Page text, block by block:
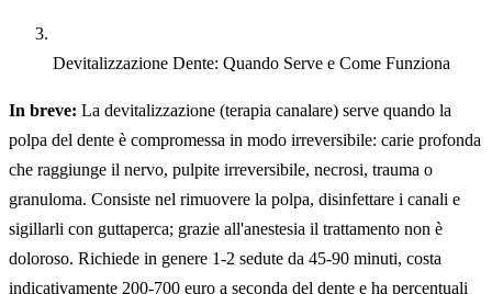
Devitalizzazione Dente: Quando Serve e Come Funziona
In breve: La devitalizzazione (terapia canalare) serve quando la
polpa del dente è compromessa in modo irreversibile: carie profonda
che raggiunge il nervo, pulpite irreversibile, necrosi, trauma o
granuloma. Consiste nel rimuovere la polpa, disinfettare i canali e
sigillarli con guttaperca; grazie all'anestesia il trattamento non è
doloroso. Richiede in genere 1-2 sedute da 45-90 minuti, costa
indicativamente 200-700 euro a seconda del dente e ha percentuali